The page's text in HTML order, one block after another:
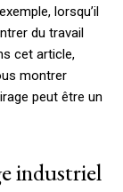
lorsqu’il
du travail
cet article,
montrer
peut être un
industriel